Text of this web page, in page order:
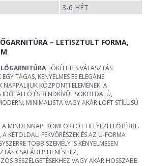
3-6 HÉT
– LETISZTULT FORMA,
TÖKÉLETES VÁLASZTÁS
TÁGAS, KÉNYELMES ÉS ELEGÁNS
NAPPALIJUK KÖZPONTI ELEMÉNEK. A
IDŐTÁLLÓ ÉS RENDKÍVÜL SOKOLDALÚ,
MINIMALISTA VAGY AKÁR LOFT STÍLUSÚ
MINDENNAPI KOMFORTOT HELYEZI ELŐTÉRBE.
, A KÉTOLDALI FEKVŐRÉSZEK ÉS AZ U-FORMA
TÖBB SZEMÉLY IS KÉNYELMESEN
CSALÁDI PIHENÉSHEZ,
BESZÉLGETÉSEKHEZ VAGY AKÁR HOSSZABB